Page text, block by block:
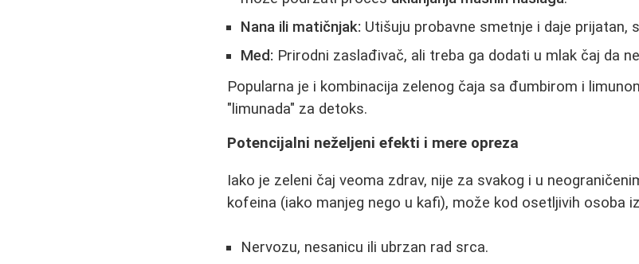
Nana ili matičnjak: Utišuju probavne smetnje i daje prijatan,
Med: Prirodni zaslađivač, ali treba ga dodati u mlak čaj da
Popularna je i kombinacija zelenog čaja sa đumbirom i
"limunada" za detoks.
Potencijalni neželjeni efekti i mere opreza
Iako je zeleni čaj veoma zdrav, nije za svakog i u
kofeina (iako manjeg nego u kafi), može kod osetljivih osoba
Nervozu, nesanicu ili ubrzan rad srca.